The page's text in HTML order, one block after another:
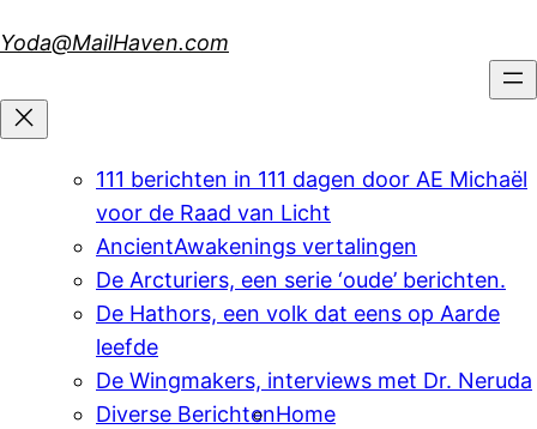
to
Yoda@MailHaven.com
111 berichten in 111 dagen door AE Michaël
voor de Raad van Licht
AncientAwakenings vertalingen
De Arcturiers, een serie ‘oude’ berichten.
De Hathors, een volk dat eens op Aarde
leefde
De Wingmakers, interviews met Dr. Neruda
Diverse BerichtenHome